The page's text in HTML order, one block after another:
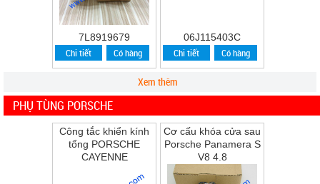
7L8919679
Chi tiết Có hàng
06J115403C
Chi tiết Có hàng
Xem thêm
PHỤ TÙNG PORSCHE
Công tắc khiển kính
tổng PORSCHE
CAYENNE
Cơ cấu khóa cửa sau
Porsche Panamera S
V8 4.8